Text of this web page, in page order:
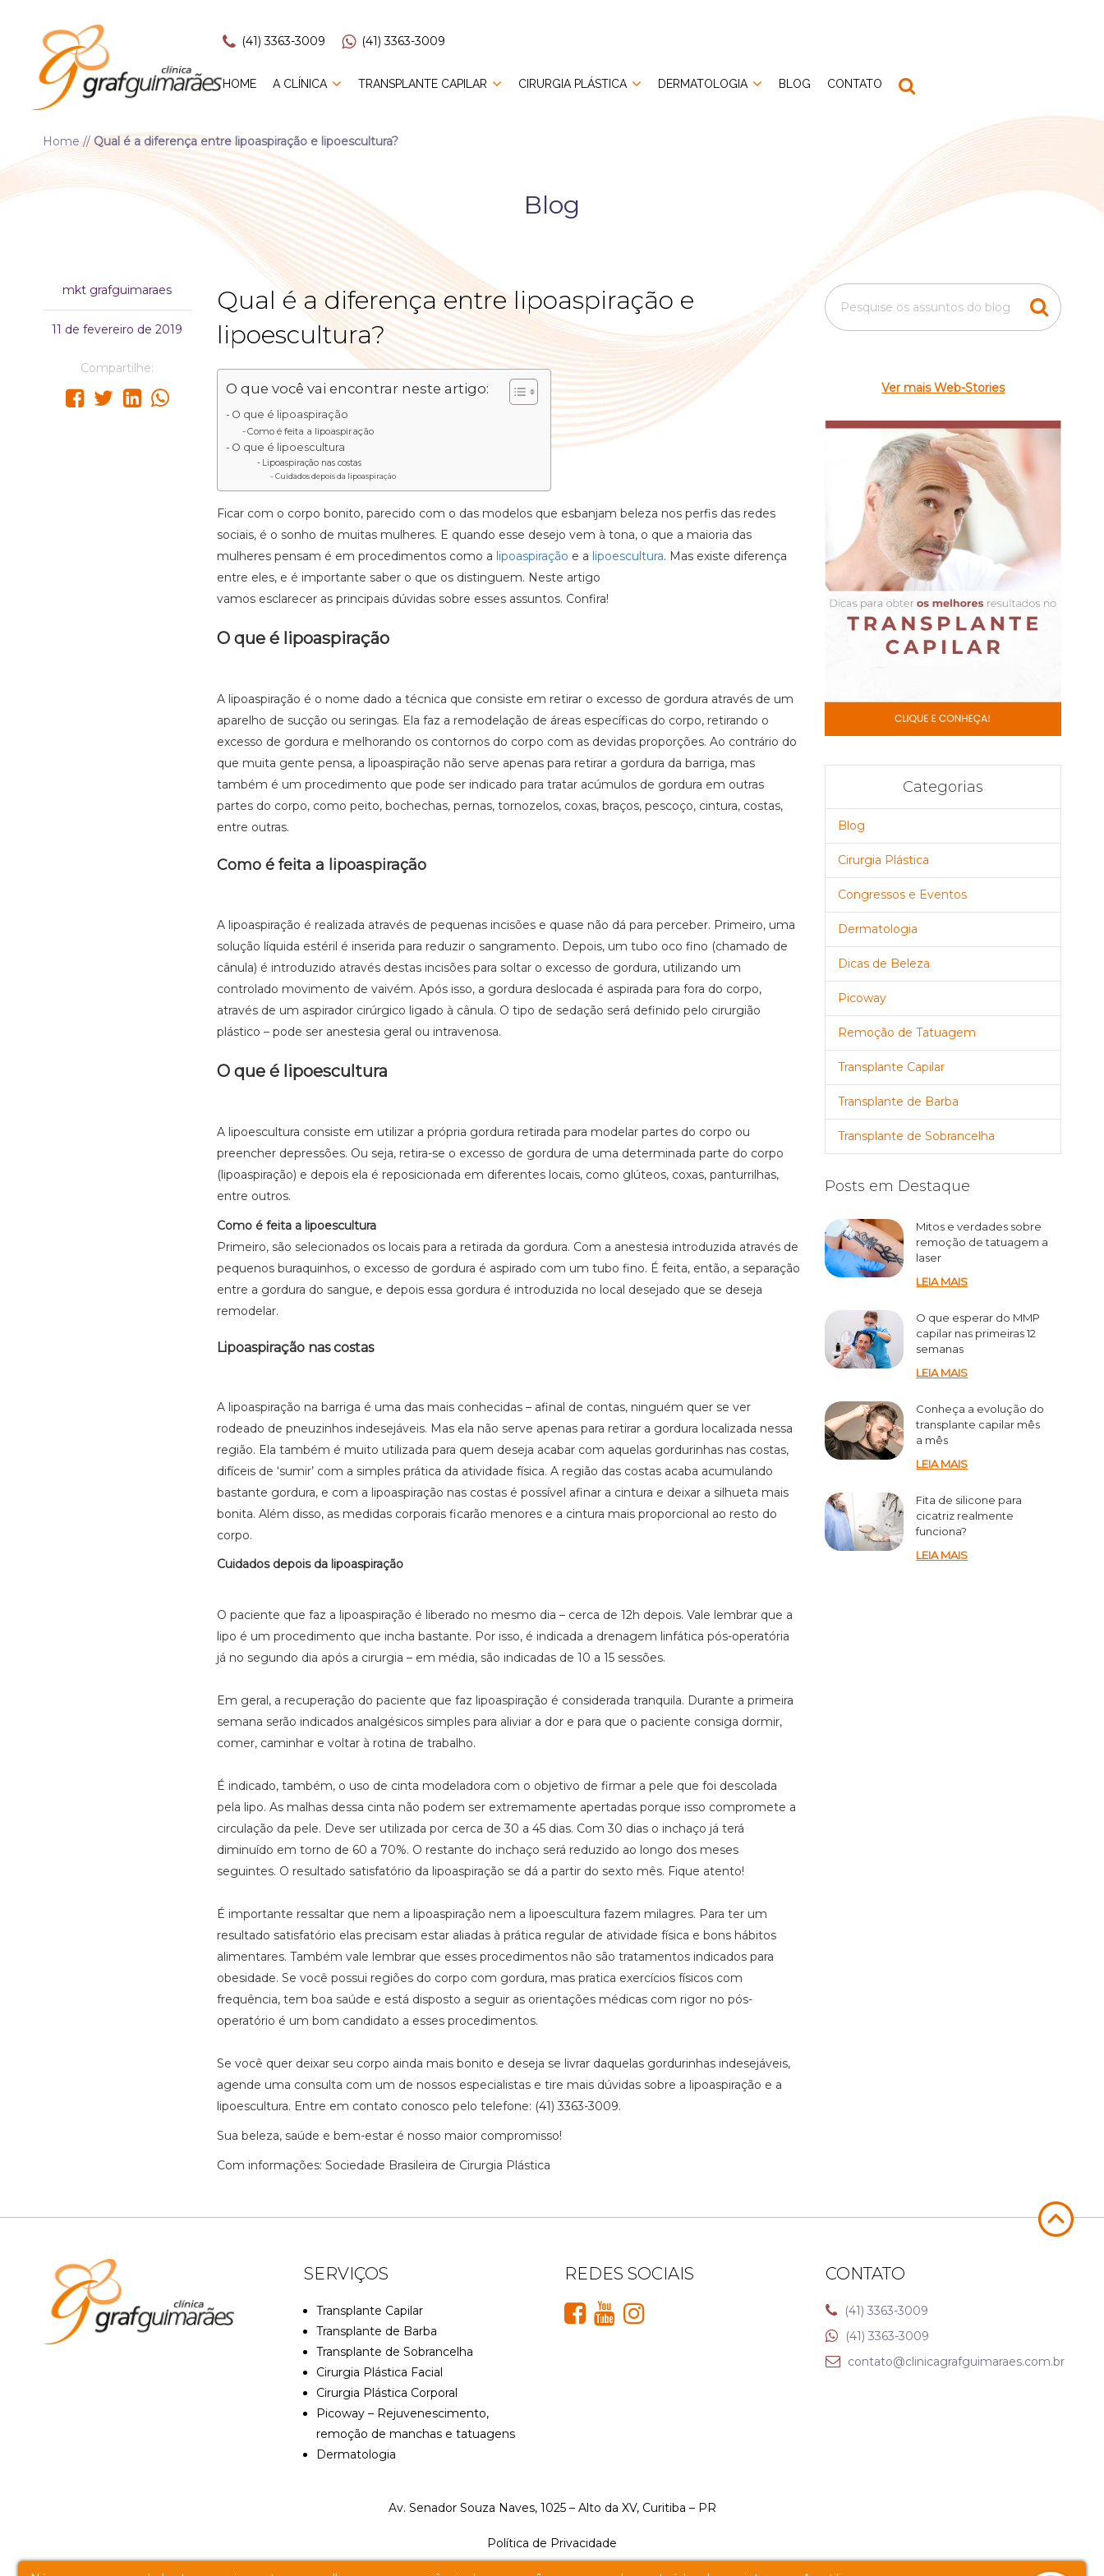
(41) 3363-3009 (41) 3363-3009
HOME A CLÍNICA TRANSPLANTE CAPILAR CIRURGIA PLÁSTICA DERMATOLOGIA BLOG CONTATO
Home//Qual é a diferença entre lipoaspiração e lipoescultura?
Blog
mkt grafguimaraes
11 de fevereiro de 2019
Compartilhe:
Qual é a diferença entre lipoaspiração e
lipoescultura?
O que você vai encontrar neste artigo:
O que é lipoaspiração
Como é feita a lipoaspiração
O que é lipoescultura
Lipoaspiração nas costas
Cuidados depois da lipoaspiração
Ficar com o corpo bonito, parecido com o das modelos que esbanjam beleza nos perfis das redes
sociais, é o sonho de muitas mulheres. E quando esse desejo vem à tona, o que a maioria das
mulheres pensam é em procedimentos como a lipoaspiração e a lipoescultura. Mas existe diferença
entre eles, e é importante saber o que os distinguem. Neste artigo
vamos esclarecer as principais dúvidas sobre esses assuntos. Confira!
O que é lipoaspiração
A lipoaspiração é o nome dado a técnica que consiste em retirar o excesso de gordura através de um
aparelho de sucção ou seringas. Ela faz a remodelação de áreas específicas do corpo, retirando o
excesso de gordura e melhorando os contornos do corpo com as devidas proporções. Ao contrário do
que muita gente pensa, a lipoaspiração não serve apenas para retirar a gordura da barriga, mas
também é um procedimento que pode ser indicado para tratar acúmulos de gordura em outras
partes do corpo, como peito, bochechas, pernas, tornozelos, coxas, braços, pescoço, cintura, costas,
entre outras.
Como é feita a lipoaspiração
A lipoaspiração é realizada através de pequenas incisões e quase não dá para perceber. Primeiro, uma
solução líquida estéril é inserida para reduzir o sangramento. Depois, um tubo oco fino (chamado de
cânula) é introduzido através destas incisões para soltar o excesso de gordura, utilizando um
controlado movimento de vaivém. Após isso, a gordura deslocada é aspirada para fora do corpo,
através de um aspirador cirúrgico ligado à cânula. O tipo de sedação será definido pelo cirurgião
plástico – pode ser anestesia geral ou intravenosa.
O que é lipoescultura
A lipoescultura consiste em utilizar a própria gordura retirada para modelar partes do corpo ou
preencher depressões. Ou seja, retira-se o excesso de gordura de uma determinada parte do corpo
(lipoaspiração) e depois ela é reposicionada em diferentes locais, como glúteos, coxas, panturrilhas,
entre outros.
Como é feita a lipoescultura
Primeiro, são selecionados os locais para a retirada da gordura. Com a anestesia introduzida através de
pequenos buraquinhos, o excesso de gordura é aspirado com um tubo fino. É feita, então, a separação
entre a gordura do sangue, e depois essa gordura é introduzida no local desejado que se deseja
remodelar.
Lipoaspiração nas costas
A lipoaspiração na barriga é uma das mais conhecidas – afinal de contas, ninguém quer se ver
rodeado de pneuzinhos indesejáveis. Mas ela não serve apenas para retirar a gordura localizada nessa
região. Ela também é muito utilizada para quem deseja acabar com aquelas gordurinhas nas costas,
difíceis de ‘sumir’ com a simples prática da atividade física. A região das costas acaba acumulando
bastante gordura, e com a lipoaspiração nas costas é possível afinar a cintura e deixar a silhueta mais
bonita. Além disso, as medidas corporais ficarão menores e a cintura mais proporcional ao resto do
corpo.
Cuidados depois da lipoaspiração
O paciente que faz a lipoaspiração é liberado no mesmo dia – cerca de 12h depois. Vale lembrar que a
lipo é um procedimento que incha bastante. Por isso, é indicada a drenagem linfática pós-operatória
já no segundo dia após a cirurgia – em média, são indicadas de 10 a 15 sessões.
Em geral, a recuperação do paciente que faz lipoaspiração é considerada tranquila. Durante a primeira
semana serão indicados analgésicos simples para aliviar a dor e para que o paciente consiga dormir,
comer, caminhar e voltar à rotina de trabalho.
É indicado, também, o uso de cinta modeladora com o objetivo de firmar a pele que foi descolada
pela lipo. As malhas dessa cinta não podem ser extremamente apertadas porque isso compromete a
circulação da pele. Deve ser utilizada por cerca de 30 a 45 dias. Com 30 dias o inchaço já terá
diminuído em torno de 60 a 70%. O restante do inchaço será reduzido ao longo dos meses
seguintes. O resultado satisfatório da lipoaspiração se dá a partir do sexto mês. Fique atento!
É importante ressaltar que nem a lipoaspiração nem a lipoescultura fazem milagres. Para ter um
resultado satisfatório elas precisam estar aliadas à prática regular de atividade física e bons hábitos
alimentares. Também vale lembrar que esses procedimentos não são tratamentos indicados para
obesidade. Se você possui regiões do corpo com gordura, mas pratica exercícios físicos com
frequência, tem boa saúde e está disposto a seguir as orientações médicas com rigor no pós-
operatório é um bom candidato a esses procedimentos.
Se você quer deixar seu corpo ainda mais bonito e deseja se livrar daquelas gordurinhas indesejáveis,
agende uma consulta com um de nossos especialistas e tire mais dúvidas sobre a lipoaspiração e a
lipoescultura. Entre em contato conosco pelo telefone: (41) 3363-3009.
Sua beleza, saúde e bem-estar é nosso maior compromisso!
Com informações: Sociedade Brasileira de Cirurgia Plástica
Ver mais Web-Stories
Categorias
Blog
Cirurgia Plástica
Congressos e Eventos
Dermatologia
Dicas de Beleza
Picoway
Remoção de Tatuagem
Transplante Capilar
Transplante de Barba
Transplante de Sobrancelha
Posts em Destaque
Mitos e verdades sobre
remoção de tatuagem a
laser
LEIA MAIS
O que esperar do MMP
capilar nas primeiras 12
semanas
LEIA MAIS
Conheça a evolução do
transplante capilar mês
a mês
LEIA MAIS
Fita de silicone para
cicatriz realmente
funciona?
LEIA MAIS
SERVIÇOS
Transplante Capilar
Transplante de Barba
Transplante de Sobrancelha
Cirurgia Plástica Facial
Cirurgia Plástica Corporal
Picoway – Rejuvenescimento,
remoção de manchas e tatuagens
Dermatologia
REDES SOCIAIS CONTATO
(41) 3363-3009
(41) 3363-3009
contato@clinicagrafguimaraes.com.br
Av. Senador Souza Naves, 1025 – Alto da XV, Curitiba – PR
Política de Privacidade